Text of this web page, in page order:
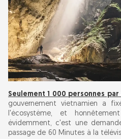
Seulement 1 000 personnes par
gouvernement vietnamien a
l'écosystème, et
évidemment, c'est une
passage de 60 Minutes à la